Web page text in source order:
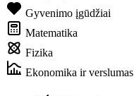
Gyvenimo įgūdžiai
Matematika
Fizika
Ekonomika ir verslumas